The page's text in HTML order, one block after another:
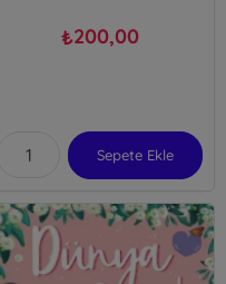
₺200,00
Sepete Ekle